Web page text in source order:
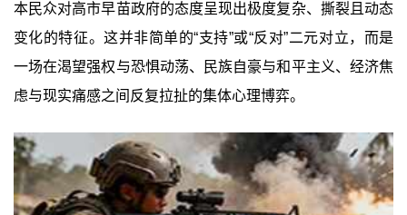
本民众对高市早苗政府的态度呈现出极度复杂、撕裂且动态
变化的特征。这并非简单的“支持”或“反对”二元对立，而是
一场在渴望强权与恐惧动荡、民族自豪与和平主义、经济焦
虑与现实痛感之间反复拉扯的集体心理博弈。